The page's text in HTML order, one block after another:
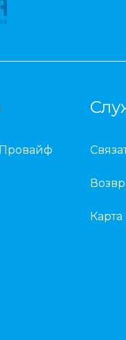
Карта